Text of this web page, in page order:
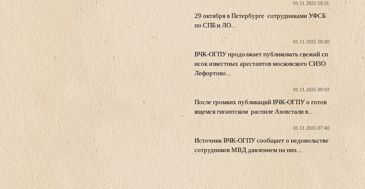
01.11.2025 10:31
29 октября в Петербурге сотрудниками УФСБ
по СПБ и ЛО...
01.11.2025 10:30
ВЧК-ОГПУ продолжает публиковать свежий сп
исок известных арестантов московского СИЗО
Лефортово...
01.11.2025 09:03
После громких публикаций ВЧК-ОГПУ о готов
ящемся гигантском распиле Азовстали в...
01.11.2025 07:40
Источник ВЧК-ОГПУ сообщает о недовольстве
сотрудников МВД давлением на них...